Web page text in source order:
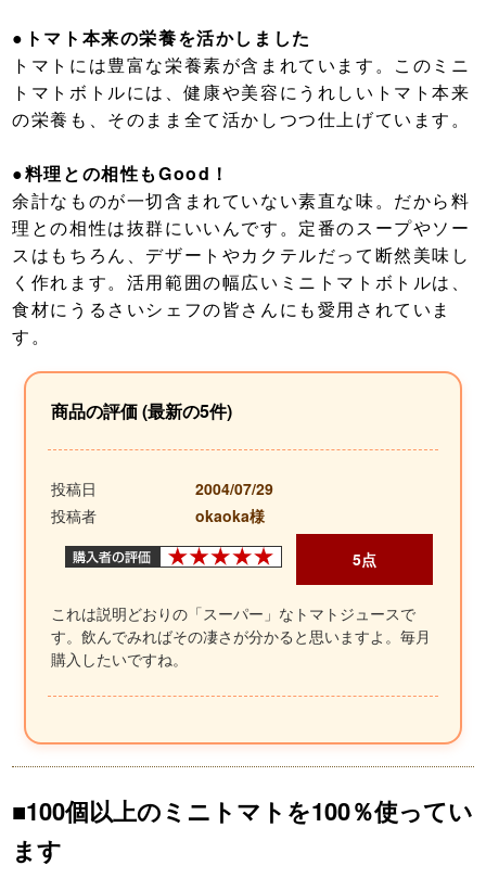
●トマト本来の栄養を活かしました
トマトには豊富な栄養素が含まれています。このミニ
トマトボトルには、健康や美容にうれしいトマト本来
の栄養も、そのまま全て活かしつつ仕上げています。
●料理との相性もGood！
余計なものが一切含まれていない素直な味。だから料
理との相性は抜群にいいんです。定番のスープやソー
スはもちろん、デザートやカクテルだって断然美味し
く作れます。活用範囲の幅広いミニトマトボトルは、
食材にうるさいシェフの皆さんにも愛用されていま
す。
商品の評価 (最新の5件)
投稿日
2004/07/29
投稿者
okaoka様
5点
これは説明どおりの「スーパー」なトマトジュースで
す。飲んでみればその凄さが分かると思いますよ。毎月
購入したいですね。
■100個以上のミニトマトを100％使ってい
ます